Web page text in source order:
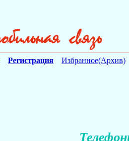
Регистрация Избранное(Архив)